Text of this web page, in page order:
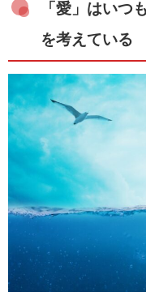
「愛」はいつ
を考えている